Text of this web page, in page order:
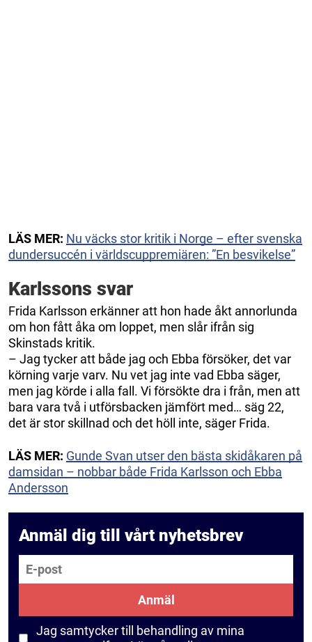
LÄS MER: Nu väcks stor kritik i Norge – efter svenska
dundersuccén i världscuppremiären: ”En besvikelse”
Karlssons svar
Frida Karlsson erkänner att hon hade åkt annorlunda
om hon fått åka om loppet, men slår ifrån sig
Skinstads kritik.
– Jag tycker att både jag och Ebba försöker, det var
körning varje varv. Nu vet jag inte vad Ebba säger,
men jag körde i alla fall. Vi försökte dra i från, men att
bara vara två i utförsbacken jämfört med… säg 22,
det är stor skillnad och det höll inte, säger Frida.
LÄS MER: Gunde Svan utser den bästa skidåkaren på
damsidan – nobbar både Frida Karlsson och Ebba
Andersson
Anmäl dig till vårt nyhetsbrev
E-post
Anmäl
Jag samtycker till behandling av mina